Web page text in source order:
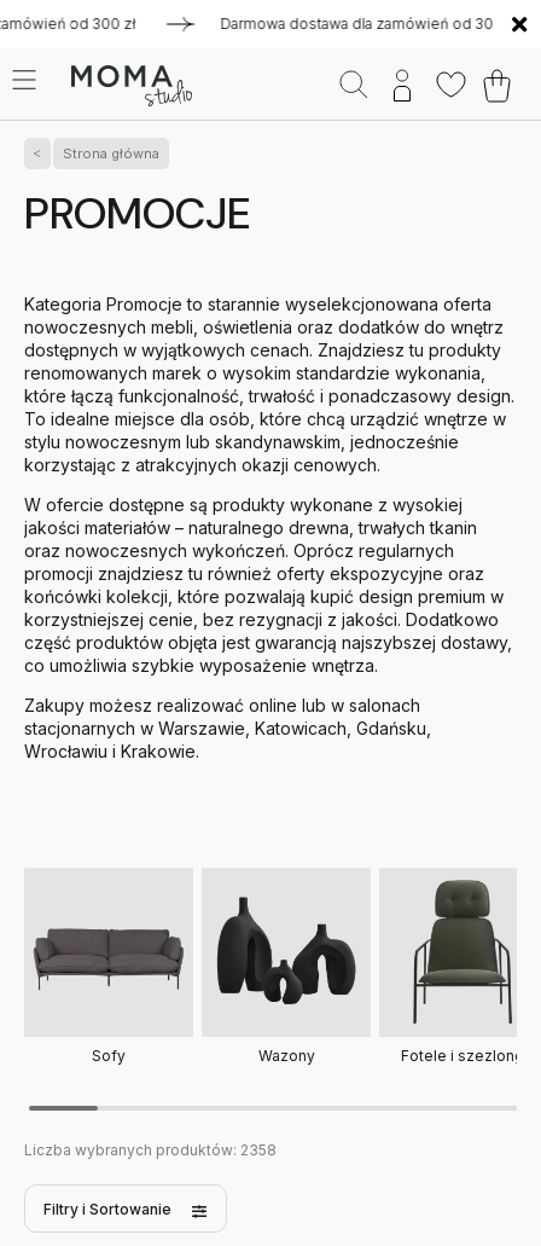
zł Darmowa dostawa dla zamówień od 300 zł
Strona główna
PROMOCJE
Kategoria Promocje to starannie wyselekcjonowana oferta
nowoczesnych mebli, oświetlenia oraz dodatków do wnętrz
dostępnych w wyjątkowych cenach. Znajdziesz tu produkty
renomowanych marek o wysokim standardzie wykonania,
które łączą funkcjonalność, trwałość i ponadczasowy design.
To idealne miejsce dla osób, które chcą urządzić wnętrze w
stylu nowoczesnym lub skandynawskim, jednocześnie
korzystając z atrakcyjnych okazji cenowych.
W ofercie dostępne są produkty wykonane z wysokiej
jakości materiałów – naturalnego drewna, trwałych tkanin
oraz nowoczesnych wykończeń. Oprócz regularnych
promocji znajdziesz tu również oferty ekspozycyjne oraz
końcówki kolekcji, które pozwalają kupić design premium w
korzystniejszej cenie, bez rezygnacji z jakości. Dodatkowo
część produktów objęta jest gwarancją najszybszej dostawy,
co umożliwia szybkie wyposażenie wnętrza.
Zakupy możesz realizować online lub w salonach
stacjonarnych w Warszawie, Katowicach, Gdańsku,
Wrocławiu i Krakowie.
Sofy Wazony Fotele i szezlongi
Liczba wybranych produktów: 2358
Filtry i Sortowanie